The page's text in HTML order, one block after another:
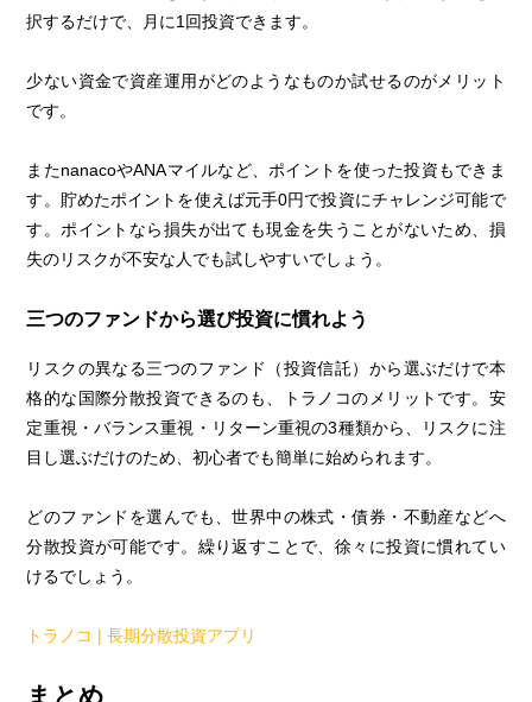
択するだけで、月に1回投資できます。
少ない資金で資産運用がどのようなものか試せるのがメリット
です。
またnanacoやANAマイルなど、ポイントを使った投資もできま
す。貯めたポイントを使えば元手0円で投資にチャレンジ可能で
す。ポイントなら損失が出ても現金を失うことがないため、損
失のリスクが不安な人でも試しやすいでしょう。
三つのファンドから選び投資に慣れよう
リスクの異なる三つのファンド（投資信託）から選ぶだけで本
格的な国際分散投資できるのも、トラノコのメリットです。安
定重視・バランス重視・リターン重視の3種類から、リスクに注
目し選ぶだけのため、初心者でも簡単に始められます。
どのファンドを選んでも、世界中の株式・債券・不動産などへ
分散投資が可能です。繰り返すことで、徐々に投資に慣れてい
けるでしょう。
トラノコ | 長期分散投資アプリ
まとめ